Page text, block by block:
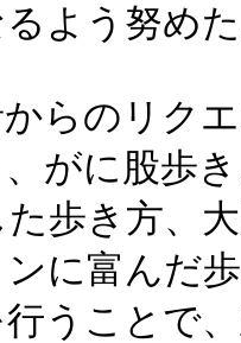
よう努めた
からのリク
がに股歩
た歩き方、
に富んだ
うことで